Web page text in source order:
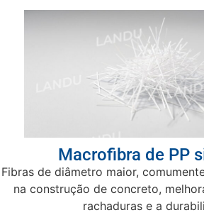
Macrofibra de PP
Fibras de diâmetro maior,
na construção de concreto,
rachaduras e a